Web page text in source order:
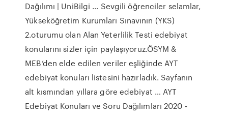
Dağılımı | UniBilgi ... Sevgili öğrenciler selamlar,
Yükseköğretim Kurumları Sınavının (YKS)
2.oturumu olan Alan Yeterlilik Testi edebiyat
konularını sizler için paylaşıyoruz.ÖSYM &
MEB’den elde edilen veriler eşliğinde AYT
edebiyat konuları listesini hazırladık. Sayfanın
alt kısmından yıllara göre edebiyat … AYT
Edebiyat Konuları ve Soru Dağılımları 2020 -